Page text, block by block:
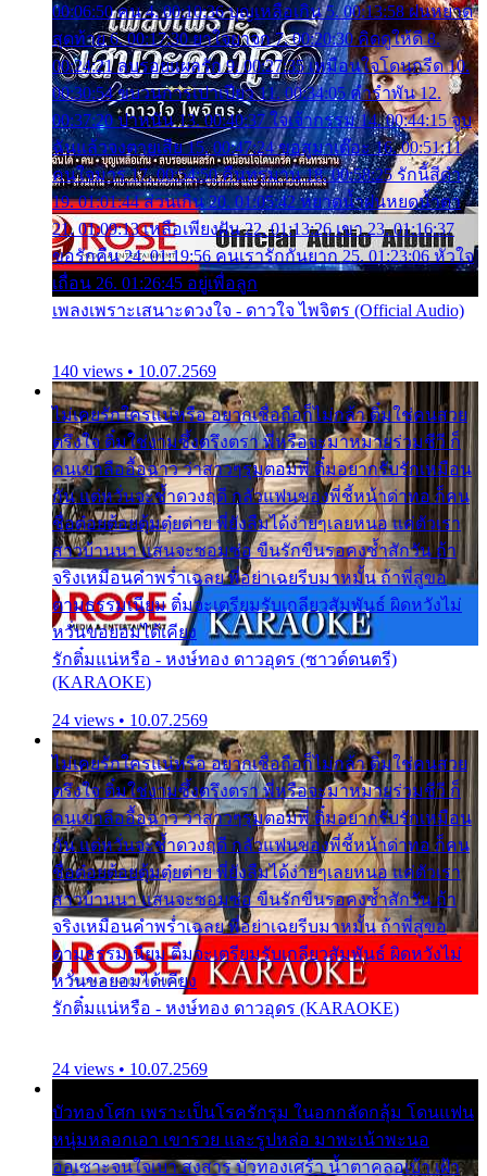
00:06:50 คน 4. 00:10:36 บุญเหลือเกิน 5. 00:13:58 ฝนหยาด
สุดท้าย 6. 00:17:30 ยาใจยาจก 7. 00:20:30 คิดดูให้ดี 8.
00:24:21 ลบรอยแผลรัก 9. 00:27:35 เหมือนใจโดนกรีด 10.
00:30:54 ขบวนการเปาเปียว 11. 00:34:05 คำรำพัน 12.
00:37:20 ปาหนัน 13. 00:40:37 ใจเจ้ากรรม 14. 00:44:15 จูบ
ฉันแล้วจงตายเสีย 15. 00:47:24 ขอสูมาเต๊อะ 16. 00:51:11
คนใจมาร 17. 00:54:50 คืนทรมาน 18. 00:58:25 รักนี้สีดำ
19. 01:01:44 ส่วนเกิน 20. 01:05:42 หยาดน้ำฝนหยดน้ำตา
21. 01:09:13 เหลือเพียงฝัน 22. 01:13:26 เขา 23. 01:16:37
ขอรักคืน 24. 01:19:56 คนเรารักกันยาก 25. 01:23:06 หัวใจ
เถื่อน 26. 01:26:45 อยู่เพื่อลูก
เพลงเพราะเสนาะดวงใจ - ดาวใจ ไพจิตร (Official Audio)
140 views • 10.07.2569
ไม่เคยรักใครแน่หรือ อยากเชื่อถือก็ไม่กล้า ติ๋มใช่คนสวย
ตรึงใจ ติ๋มใช่งามซึ้งตรึงตรา พี่หรือจะมาหมายร่วมชีวี ก็
คนเขาลืออื้อฉาว ว่าสาวๆรุมตอมพี่ ติ๋มอยากรับรักเหมือน
กัน แต่หวั่นจะช้ำดวงฤดี กลัวแฟนของพี่ชี้หน้าด่าทอ ก็คน
ชื่อต๋อยต้อยตุ้มตุ๋ยต่าย พี่ยังลืมได้ง่ายๆเลยหนอ แค่ตัวเรา
สาวบ้านนา แสนจะซอมซ่อ ขืนรักขืนรอคงช้ำสักวัน ถ้า
จริงเหมือนคำพร่ำเฉลย พี่อย่าเฉยรีบมาหมั้น ถ้าพี่สู่ขอ
ตามธรรมเนียม ติ๋มจะเตรียมรับเกลียวสัมพันธ์ ผิดหวังไม่
หวั่นขอยอมได้เคียง
รักติ๋มแน่หรือ - หงษ์ทอง ดาวอุดร (ซาวด์ดนตรี)
(KARAOKE)
24 views • 10.07.2569
ไม่เคยรักใครแน่หรือ อยากเชื่อถือก็ไม่กล้า ติ๋มใช่คนสวย
ตรึงใจ ติ๋มใช่งามซึ้งตรึงตรา พี่หรือจะมาหมายร่วมชีวี ก็
คนเขาลืออื้อฉาว ว่าสาวๆรุมตอมพี่ ติ๋มอยากรับรักเหมือน
กัน แต่หวั่นจะช้ำดวงฤดี กลัวแฟนของพี่ชี้หน้าด่าทอ ก็คน
ชื่อต๋อยต้อยตุ้มตุ๋ยต่าย พี่ยังลืมได้ง่ายๆเลยหนอ แค่ตัวเรา
สาวบ้านนา แสนจะซอมซ่อ ขืนรักขืนรอคงช้ำสักวัน ถ้า
จริงเหมือนคำพร่ำเฉลย พี่อย่าเฉยรีบมาหมั้น ถ้าพี่สู่ขอ
ตามธรรมเนียม ติ๋มจะเตรียมรับเกลียวสัมพันธ์ ผิดหวังไม่
หวั่นขอยอมได้เคียง
รักติ๋มแน่หรือ - หงษ์ทอง ดาวอุดร (KARAOKE)
24 views • 10.07.2569
บัวทองโศก เพราะเป็นโรครักรุม ในอกกลัดกลุ้ม โดนแฟน
หนุ่มหลอกเอา เขารวย และรูปหล่อ มาพะเน้าพะนอ
ออเซาะจนใจเบา สงสาร บัวทองเศร้า น้ำตาคลอเบ้า เฝ้า